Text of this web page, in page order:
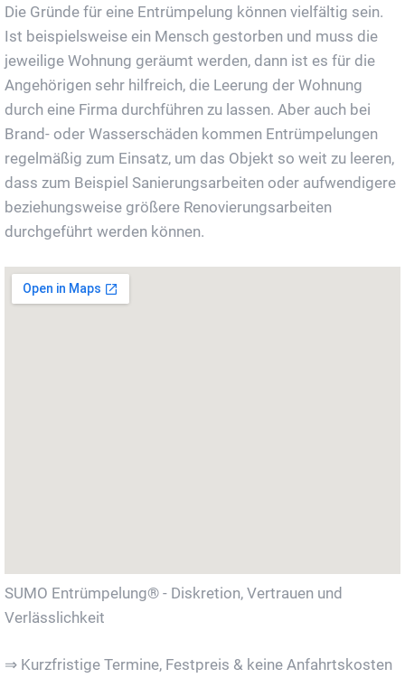
Die Gründe für eine Entrümpelung können vielfältig sein.
Ist beispielsweise ein Mensch gestorben und muss die
jeweilige Wohnung geräumt werden, dann ist es für die
Angehörigen sehr hilfreich, die Leerung der Wohnung
durch eine Firma durchführen zu lassen. Aber auch bei
Brand- oder Wasserschäden kommen Entrümpelungen
regelmäßig zum Einsatz, um das Objekt so weit zu leeren,
dass zum Beispiel Sanierungsarbeiten oder aufwendigere
beziehungsweise größere Renovierungsarbeiten
durchgeführt werden können.
SUMO Entrümpelung® - Diskretion, Vertrauen und
Verlässlichkeit
⇒ Kurzfristige Termine, Festpreis & keine Anfahrtskosten